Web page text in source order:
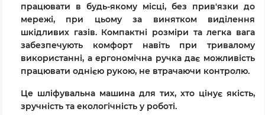
працювати в будь-якому місці, без прив'язки до
мережі, при цьому за винятком виділення
шкідливих газів. Компактні розміри та легка вага
забезпечують комфорт навіть при тривалому
використанні, а ергономічна ручка дає можливість
працювати однією рукою, не втрачаючи контролю.
Це шліфувальна машина для тих, хто цінує якість,
зручність та екологічність у роботі.